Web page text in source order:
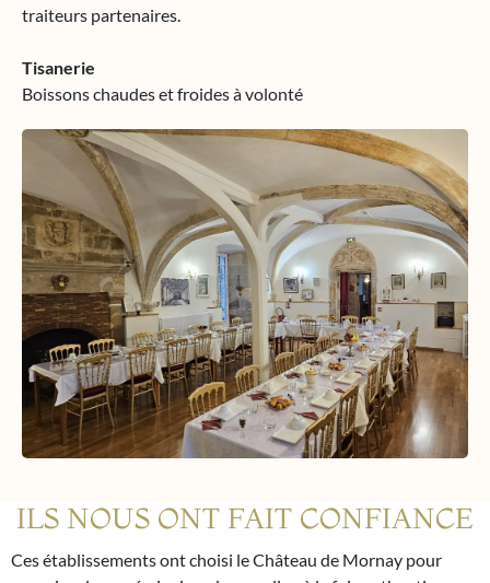
traiteurs partenaires.
Tisanerie
Boissons chaudes et froides à volonté
ILS NOUS ONT FAIT CONFIANCE
Ces établissements ont choisi le Château de Mornay pour